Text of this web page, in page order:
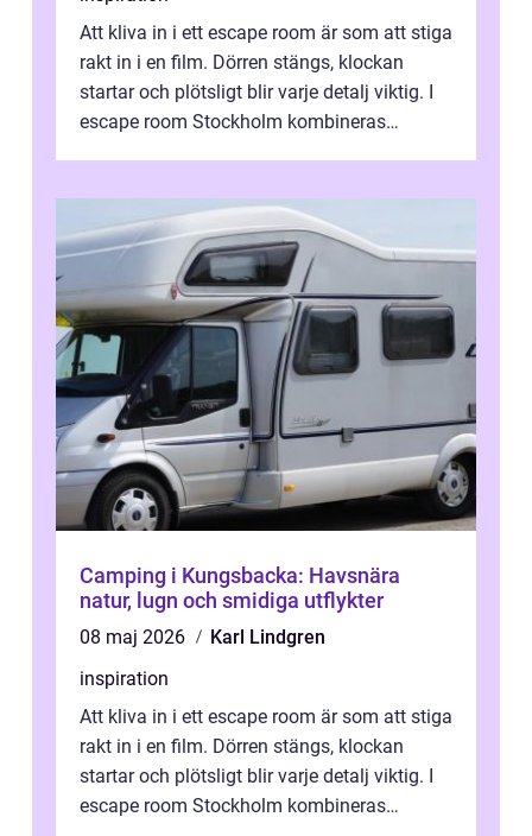
Att kliva in i ett escape room är som att stiga
rakt in i en film. Dörren stängs, klockan
startar och plötsligt blir varje detalj viktig. I
escape room Stockholm kombineras
Camping i Kungsbacka: Havsnära
natur, lugn och smidiga utflykter
08 maj 2026
Karl Lindgren
inspiration
Att kliva in i ett escape room är som att stiga
rakt in i en film. Dörren stängs, klockan
startar och plötsligt blir varje detalj viktig. I
escape room Stockholm kombineras